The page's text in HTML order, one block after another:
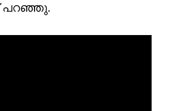
പറഞ്ഞു.